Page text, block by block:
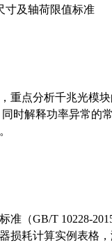
寸及轴荷限值标准
重点分析千兆光模
时解释功率异常的
（GB/T 10228-
耗计算实例表格